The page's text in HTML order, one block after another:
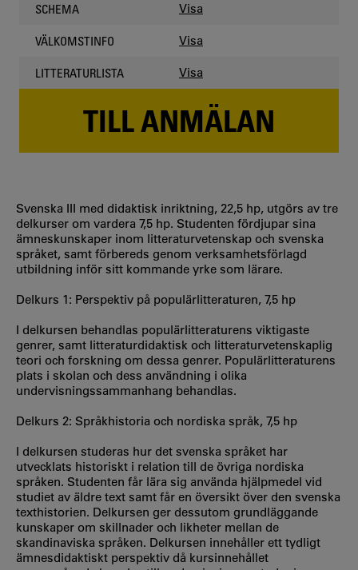
SCHEMA Visa
VÄLKOMSTINFO Visa
LITTERATURLISTA Visa
TILL ANMÄLAN
Svenska III med didaktisk inriktning, 22,5 hp, utgörs av tre
delkurser om vardera 7,5 hp. Studenten fördjupar sina
ämneskunskaper inom litteraturvetenskap och svenska
språket, samt förbereds genom verksamhetsförlagd
utbildning inför sitt kommande yrke som lärare.
Delkurs 1: Perspektiv på populärlitteraturen, 7,5 hp
I delkursen behandlas populärlitteraturens viktigaste
genrer, samt litteraturdidaktisk och litteraturvetenskaplig
teori och forskning om dessa genrer. Populärlitteraturens
plats i skolan och dess användning i olika
undervisningssammanhang behandlas.
Delkurs 2: Språkhistoria och nordiska språk, 7,5 hp
I delkursen studeras hur det svenska språket har
utvecklats historiskt i relation till de övriga nordiska
språken. Studenten får lära sig använda hjälpmedel vid
studiet av äldre text samt får en översikt över den svenska
texthistorien. Delkursen ger dessutom grundläggande
kunskaper om skillnader och likheter mellan de
skandinaviska språken. Delkursen innehåller ett tydligt
ämnesdidaktiskt perspektiv då kursinnehållet